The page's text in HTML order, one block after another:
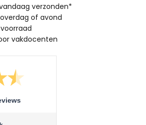
verzonden*
of avond
vakdocenten